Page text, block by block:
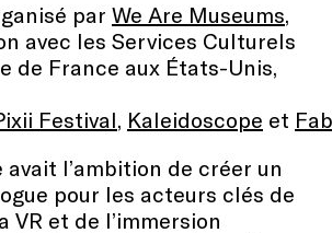
par We Are Museums,
avec les Services Culturels
de France aux États-Unis,
Festival, Kaleidoscope et
avait l’ambition de créer un
pour les acteurs clés de
VR et de l’immersion